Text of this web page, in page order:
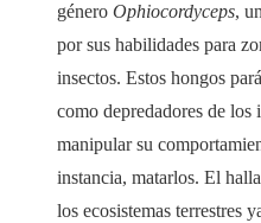
género Ophiocordyceps,
por sus habilidades para
insectos. Estos hongos
como depredadores de los
manipular su
instancia, matarlos. El
los ecosistemas terrestres